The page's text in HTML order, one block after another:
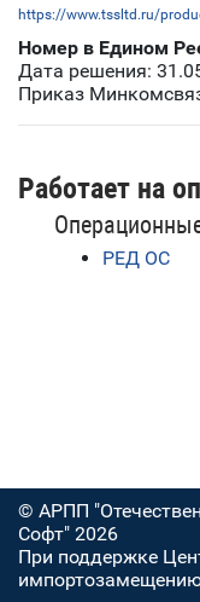
https://www.tssltd.ru/
Номер в Едином
Дата решения:
Приказ
Работает на
РЕД ОС
© АРПП
Софт" 2026
При поддержке